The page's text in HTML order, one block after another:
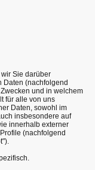
Sie darüber
Daten (nachfolgend
und in welchem
für alle von uns
Daten, sowohl im
insbesondere auf
innerhalb externer
(nachfolgend